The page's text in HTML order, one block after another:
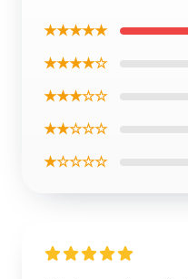
★★★★★
★★★★☆
★★★☆☆
★★☆☆☆
★☆☆☆☆